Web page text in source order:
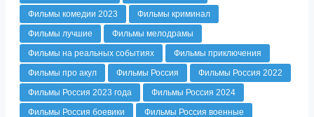
Фильмы комедии 2023
Фильмы криминал
Фильмы лучшие
Фильмы мелодрамы
Фильмы на реальных событиях
Фильмы приключения
Фильмы про акул
Фильмы Россия
Фильмы Россия 2022
Фильмы Россия 2023 года
Фильмы Россия 2024
Фильмы Россия боевики
Фильмы Россия военные